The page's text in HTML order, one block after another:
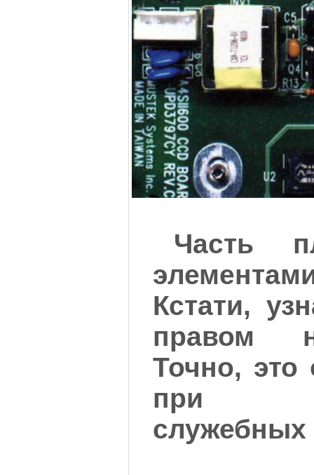
Часть
Кстати,
правом
Точно,
при
служебных